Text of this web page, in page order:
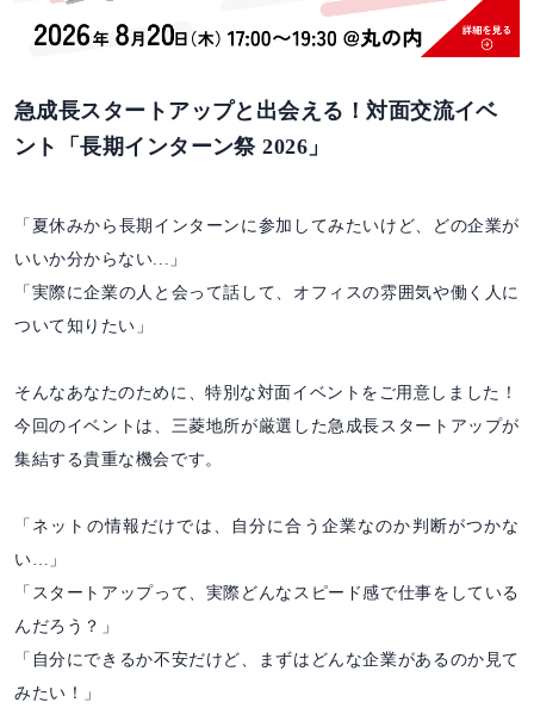
急成長スタートアップと出会える！対面交流イベ
ント「長期インターン祭 2026」
「夏休みから長期インターンに参加してみたいけど、どの企業が
いいか分からない...」
「実際に企業の人と会って話して、オフィスの雰囲気や働く人に
ついて知りたい」
そんなあなたのために、特別な対面イベントをご用意しました！
今回のイベントは、三菱地所が厳選した急成長スタートアップが
集結する貴重な機会です。
「ネットの情報だけでは、自分に合う企業なのか判断がつかな
い…」
「スタートアップって、実際どんなスピード感で仕事をしている
んだろう？」
「自分にできるか不安だけど、まずはどんな企業があるのか見て
みたい！」